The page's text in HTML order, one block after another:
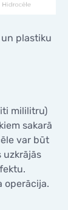
plastiku
mililitru)
sakarā
var būt
uzkrājās
operācija.